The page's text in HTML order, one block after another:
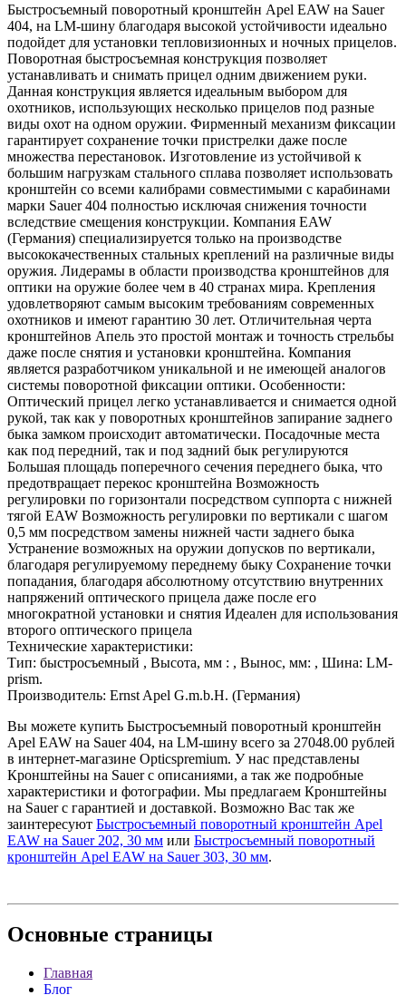
Быстросъемный поворотный кронштейн Apel EAW на Sauer
404, на LM-шину благодаря высокой устойчивости идеально
подойдет для установки тепловизионных и ночных прицелов.
Поворотная быстросъемная конструкция позволяет
устанавливать и снимать прицел одним движением руки.
Данная конструкция является идеальным выбором для
охотников, использующих несколько прицелов под разные
виды охот на одном оружии. Фирменный механизм фиксации
гарантирует сохранение точки пристрелки даже после
множества перестановок. Изготовление из устойчивой к
большим нагрузкам стального сплава позволяет использовать
кронштейн со всеми калибрами совместимыми с карабинами
марки Sauer 404 полностью исключая снижения точности
вследствие смещения конструкции. Компания EAW
(Германия) специализируется только на производстве
высококачественных стальных креплений на различные виды
оружия. Лидерамы в области производства кронштейнов для
оптики на оружие более чем в 40 странах мира. Крепления
удовлетворяют самым высоким требованиям современных
охотников и имеют гарантию 30 лет. Отличительная черта
кронштейнов Апель это простой монтаж и точность стрельбы
даже после снятия и установки кронштейна. Компания
является разработчиком уникальной и не имеющей аналогов
системы поворотной фиксации оптики. Особенности:
Оптический прицел легко устанавливается и снимается одной
рукой, так как у поворотных кронштейнов запирание заднего
быка замком происходит автоматически. Посадочные места
как под передний, так и под задний бык регулируются
Большая площадь поперечного сечения переднего быка, что
предотвращает перекос кронштейна Возможность
регулировки по горизонтали посредством суппорта с нижней
тягой EAW Возможность регулировки по вертикали с шагом
0,5 мм посредством замены нижней части заднего быка
Устранение возможных на оружии допусков по вертикали,
благодаря регулируемому переднему быку Сохранение точки
попадания, благодаря абсолютному отсутствию внутренних
напряжений оптического прицела даже после его
многократной установки и снятия Идеален для использования
второго оптического прицела
Технические характеристики:
Тип: быстросъемный , Высота, мм : , Вынос, мм: , Шина: LM-
prism.
Производитель: Ernst Apel G.m.b.H. (Германия)
Вы можете купить Быстросъемный поворотный кронштейн
Apel EAW на Sauer 404, на LM-шину всего за 27048.00 рублей
в интернет-магазине Opticspremium. У нас представлены
Кронштейны на Sauer с описаниями, а так же подробные
характеристики и фотографии. Мы предлагаем Кронштейны
на Sauer с гарантией и доставкой. Возможно Вас так же
заинтересуют Быстросъемный поворотный кронштейн Apel
EAW на Sauer 202, 30 мм или Быстросъемный поворотный
кронштейн Apel EAW на Sauer 303, 30 мм.
Основные страницы
Главная
Блог